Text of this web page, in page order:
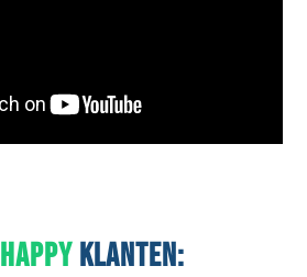
HAPPYKLANTEN: